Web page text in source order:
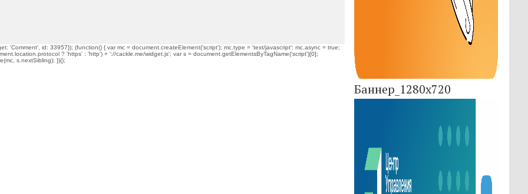
Баннер_1280x720
'Comment', id: 33957}); (function() { var mc = document.createElement('script'); mc.type = 'text/javascript'; mc.async = true;
? 'https' : 'http') + '://cackle.me/widget.js'; var s = document.getElementsByTagName('script')[0];
s.nextSibling); })();